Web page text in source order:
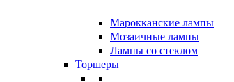
Марокканские лампы
Мозаичные лампы
Лампы со стеклом
Торшеры